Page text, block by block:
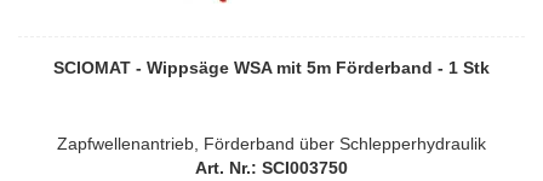
SCIOMAT - Wippsäge WSA mit 5m Förderband - 1 Stk
Zapfwellenantrieb, Förderband über Schlepperhydraulik
Art. Nr.: SCI003750